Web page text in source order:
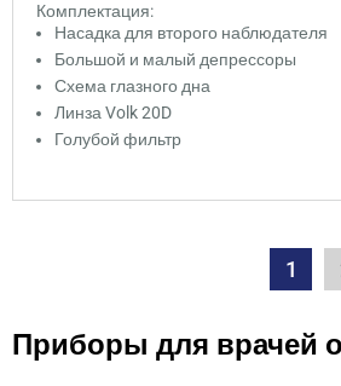
Комплектация:
Насадка для второго наблюдателя
Большой и малый депрессоры
Схема глазного дна
Линза Volk 20D
Голубой фильтр
1
Приборы для врачей